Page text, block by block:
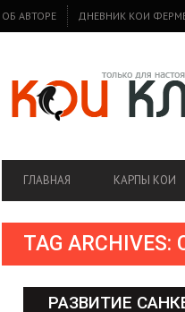
SECONDARY
NAVIGATION
ОБ АВТОРЕ ДНЕВНИК КОИ
PRIMARY
NAVIGATION
ГЛАВНАЯ КАРПЫ КОИ
TAG
РАЗВИТИЕ